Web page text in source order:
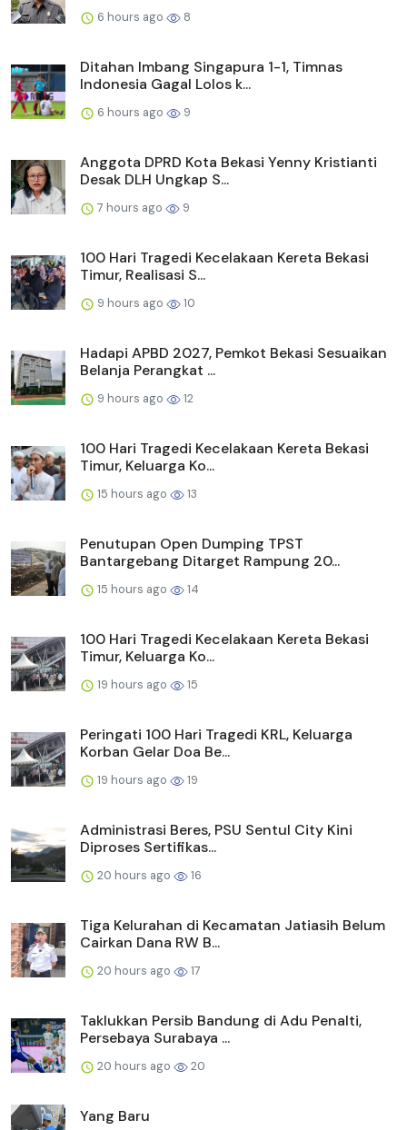
6 hours ago 8
Ditahan Imbang Singapura 1-1, Timnas
Indonesia Gagal Lolos k...
6 hours ago 9
Anggota DPRD Kota Bekasi Yenny Kristianti
Desak DLH Ungkap S...
7 hours ago 9
100 Hari Tragedi Kecelakaan Kereta Bekasi
Timur, Realisasi S...
9 hours ago 10
Hadapi APBD 2027, Pemkot Bekasi Sesuaikan
Belanja Perangkat ...
9 hours ago 12
100 Hari Tragedi Kecelakaan Kereta Bekasi
Timur, Keluarga Ko...
15 hours ago 13
Penutupan Open Dumping TPST
Bantargebang Ditarget Rampung 20...
15 hours ago 14
100 Hari Tragedi Kecelakaan Kereta Bekasi
Timur, Keluarga Ko...
19 hours ago 15
Peringati 100 Hari Tragedi KRL, Keluarga
Korban Gelar Doa Be...
19 hours ago 19
Administrasi Beres, PSU Sentul City Kini
Diproses Sertifikas...
20 hours ago 16
Tiga Kelurahan di Kecamatan Jatiasih Belum
Cairkan Dana RW B...
20 hours ago 17
Taklukkan Persib Bandung di Adu Penalti,
Persebaya Surabaya ...
20 hours ago 20
Yang Baru